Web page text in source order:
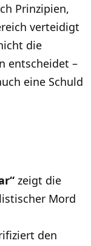
Prinzipien,
verteidigt
die
entscheidet –
eine Schuld
zeigt die
Mord
den